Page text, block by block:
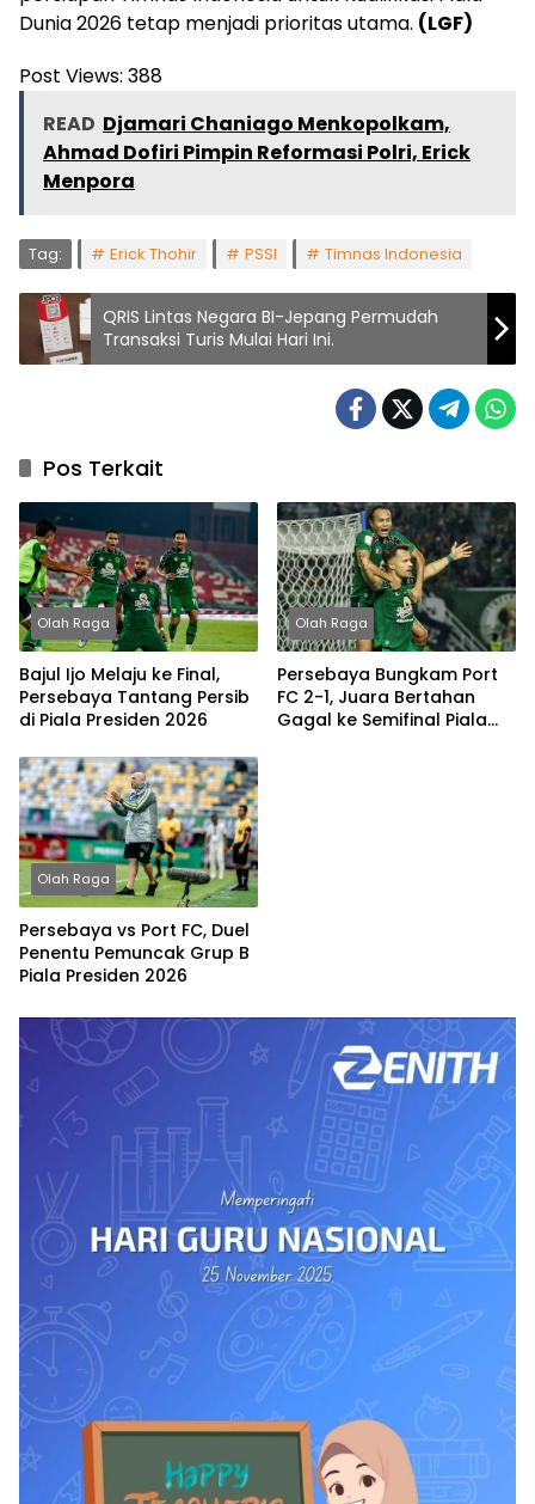
Dunia 2026 tetap menjadi prioritas utama. (LGF)
Post Views: 388
READ Djamari Chaniago Menkopolkam,
Ahmad Dofiri Pimpin Reformasi Polri, Erick
Menpora
Tag: Erick Thohir PSSI Timnas Indonesia
QRIS Lintas Negara BI-Jepang Permudah
Transaksi Turis Mulai Hari Ini.
Pos Terkait
Olah Raga
Bajul Ijo Melaju ke Final,
Persebaya Tantang Persib
di Piala Presiden 2026
Olah Raga
Persebaya Bungkam Port
FC 2-1, Juara Bertahan
Gagal ke Semifinal Piala
Olah Raga
Persebaya vs Port FC, Duel
Penentu Pemuncak Grup B
Piala Presiden 2026